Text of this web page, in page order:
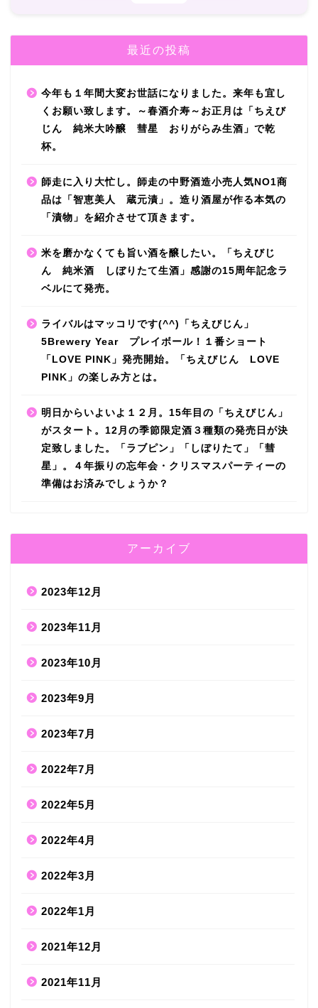
最近の投稿
今年も１年間大変お世話になりました。来年も宜し
くお願い致します。～春酒介寿～お正月は「ちえび
じん 純米大吟醸 彗星 おりがらみ生酒」で乾
杯。
師走に入り大忙し。師走の中野酒造小売人気NO1商
品は「智恵美人 蔵元漬」。造り酒屋が作る本気の
「漬物」を紹介させて頂きます。
米を磨かなくても旨い酒を醸したい。「ちえびじ
ん 純米酒 しぼりたて生酒」感謝の15周年記念ラ
ベルにて発売。
ライバルはマッコリです(^^)「ちえびじん」
5Brewery Year プレイボール！１番ショート
「LOVE PINK」発売開始。「ちえびじん LOVE
PINK」の楽しみ方とは。
明日からいよいよ１２月。15年目の「ちえびじん」
がスタート。12月の季節限定酒３種類の発売日が決
定致しました。「ラブピン」「しぼりたて」「彗
星」。４年振りの忘年会・クリスマスパーティーの
準備はお済みでしょうか？
アーカイブ
2023年12月
2023年11月
2023年10月
2023年9月
2023年7月
2022年7月
2022年5月
2022年4月
2022年3月
2022年1月
2021年12月
2021年11月